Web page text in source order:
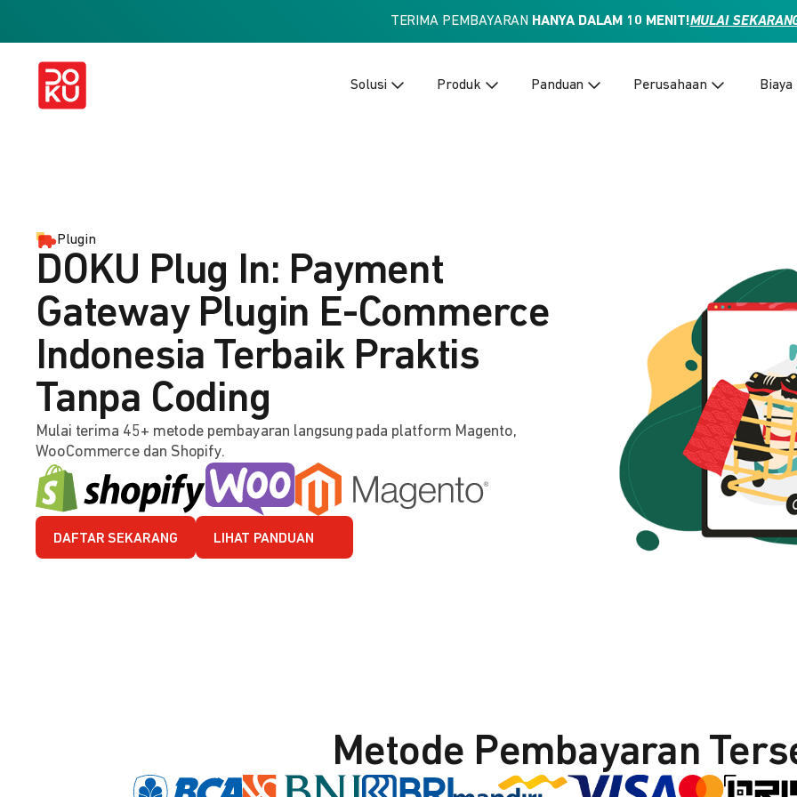
TERIMA PEMBAYARAN HANYA DALAM 10 MENIT!MULAI
Solusi Produk Panduan Perusahaan Biaya
Plugin
DOKU Plug In: Payment
Gateway Plugin E-Commerce
Indonesia Terbaik Praktis
Tanpa Coding
Mulai terima 45+ metode pembayaran langsung pada platform Magento,
WooCommerce dan Shopify.
DAFTAR SEKARANG LIHAT PANDUAN
Metode Pembayaran